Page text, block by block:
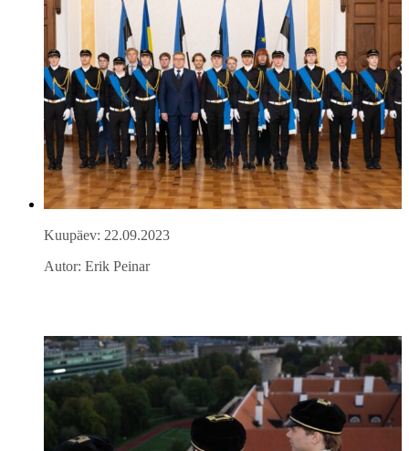
Kuupäev: 22.09.2023
Autor: Erik Peinar